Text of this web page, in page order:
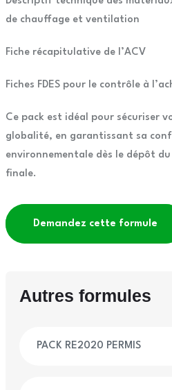
de chauffage et ventilation
Fiche récapitulative de l’ACV
Fiches FDES pour le contrôle à
Ce pack est idéal pour sécuriser
globalité, en garantissant sa
environnementale dès le dépôt
finale.
Demandez cette formule
Autres formules
PACK RE2020 PERMIS